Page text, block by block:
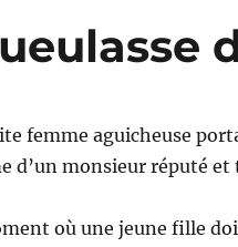
femme aguicheuse
d’un monsieur réputé
où une jeune fille